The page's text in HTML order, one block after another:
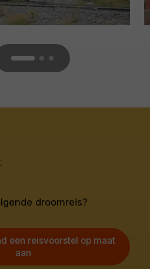
droomreis?
een reisvoorstel op maat
aan